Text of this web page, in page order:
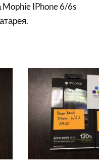
IPhone 6/6s